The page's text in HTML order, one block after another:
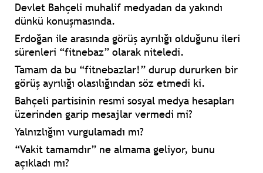
Devlet Bahçeli muhalif medyadan da yakındı
dünkü konuşmasında.
Erdoğan ile arasında görüş ayrılığı olduğunu ileri
sürenleri “fitnebaz” olarak niteledi.
Tamam da bu “fitnebazlar!” durup dururken bir
görüş ayrılığı olasılığından söz etmedi ki.
Bahçeli partisinin resmi sosyal medya hesapları
üzerinden garip mesajlar vermedi mi?
Yalnızlığını vurgulamadı mı?
“Vakit tamamdır” ne almama geliyor, bunu
açıkladı mı?